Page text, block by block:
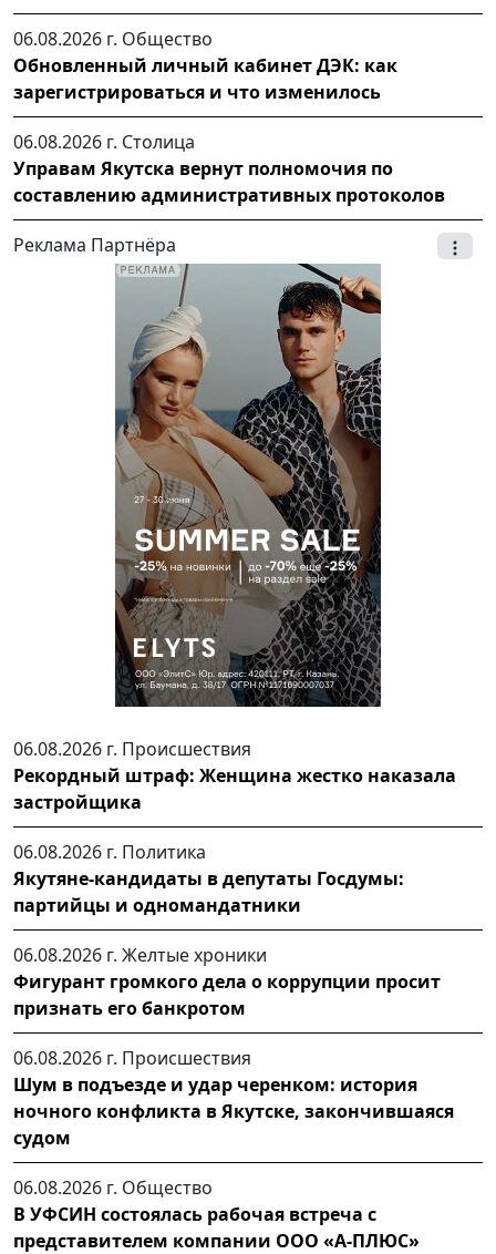
06.08.2026 г. Общество
Обновленный личный кабинет ДЭК: как
зарегистрироваться и что изменилось
06.08.2026 г. Столица
Управам Якутска вернут полномочия по
составлению административных протоколов
Реклама Партнёра
06.08.2026 г. Происшествия
Рекордный штраф: Женщина жестко наказала
застройщика
06.08.2026 г. Политика
Якутяне-кандидаты в депутаты Госдумы:
партийцы и одномандатники
06.08.2026 г. Желтые хроники
Фигурант громкого дела о коррупции просит
признать его банкротом
06.08.2026 г. Происшествия
Шум в подъезде и удар черенком: история
ночного конфликта в Якутске, закончившаяся
судом
06.08.2026 г. Общество
В УФСИН состоялась рабочая встреча с
представителем компании ООО «А-ПЛЮС»